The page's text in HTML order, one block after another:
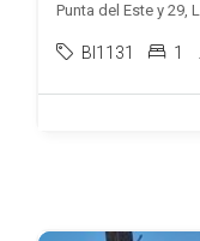
Punta del Este y 29,
BI1131 1